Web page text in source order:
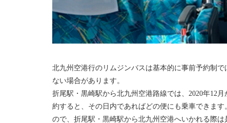
北九州空港行のリムジンバスは基本的に事前予約制
ない場合があります。
折尾駅・黒崎駅から北九州空港路線では、2020年12
約すると、その日内であればどの便にも乗車できま
ので、折尾駅・黒崎駅から北九州空港へいかれる際は